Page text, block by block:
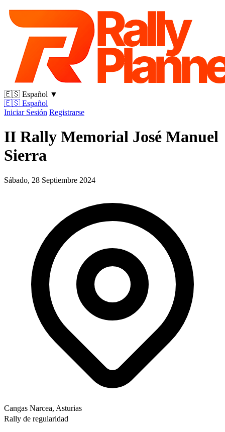
🇪🇸 Español ▼
🇪🇸 Español
Iniciar Sesión Registrarse
II Rally Memorial José Manuel
Sierra
Sábado, 28 Septiembre 2024
Cangas Narcea, Asturias
Rally de regularidad